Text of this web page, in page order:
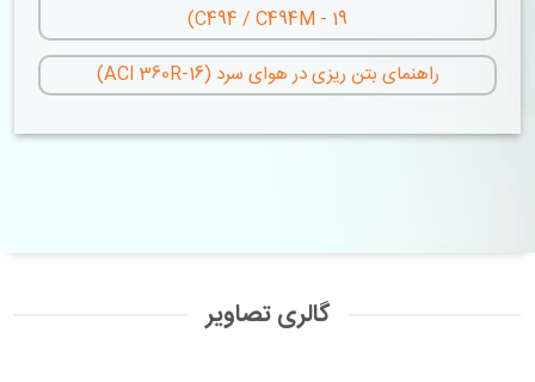
C494 / C494M - 19)
راهنمای بتن ریزی در هوای سرد (ACI 360R-16)
گالری تصاویر